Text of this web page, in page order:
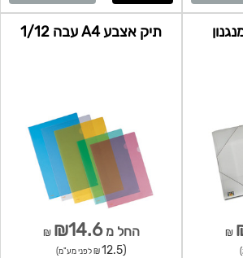
₪
תיק אצבע A4 עבה 1/12
החל מ₪14.6
₪
(12.5 ₪ לפני מע"מ)